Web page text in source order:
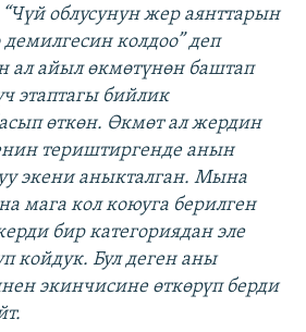
облусунун жер аянттарын
колдоо” деп
ал айыл өкмөтүнөн баштап
этаптагы бийлик
өткөн. Өкмөт ал жердин
териштиргенде анын
экени аныкталган. Мына
мага кол коюуга берилген
бир категориядан эле
койдук. Бул деген аны
экинчисине өткөрүп берди